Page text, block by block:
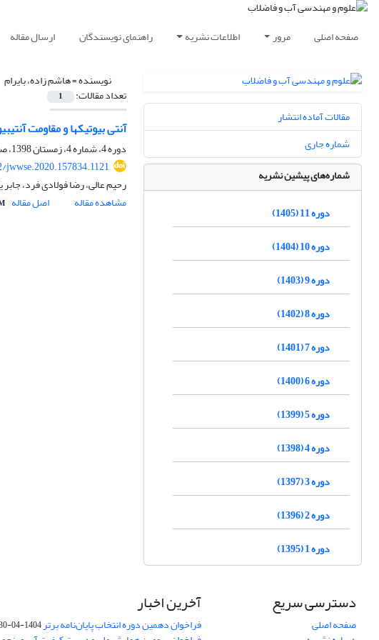
صفحه اصلی مرور اطلاعات نشریه راهنمای نویسندگان ارسال مقاله
نویسنده =هاشم زاده، بایرام
تعداد مقالات: 1
آنتی بیوتیک‎ها و مقاومت آنتی‎بیوتیکی در منابع آب و فاضلاب
دوره 4، شماره 4، زمستان 1398، صفحه
jwwse.2020.157834.1121
رحیم عالی، رضا فولادی فرد، جابر
مشاهده مقاله
اصل مقاله
مقالات آماده انتشار
شماره جاری
شماره‌های پیشین نشریه
دوره 11 (1405)
دوره 10 (1404)
دوره 9 (1403)
دوره 8 (1402)
دوره 7 (1401)
دوره 6 (1400)
دوره 5 (1399)
دوره 4 (1398)
دوره 3 (1397)
دوره 2 (1396)
دوره 1 (1395)
دسترسی سریع
صفحه اصلی
آخرین اخبار
فراخوان دهمین دوره انتخاب پایان‌نامه برتر1404-04-30